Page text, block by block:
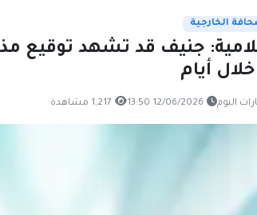
الخارجية
جنيف قد تشهد توقيع
خلال أيام
اليوم 12/06/2026 13:50 1,217 مشاهدة